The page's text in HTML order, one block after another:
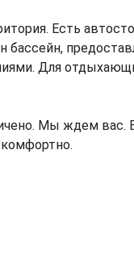
Есть
бассейн,
Для
Мы ждем вас.